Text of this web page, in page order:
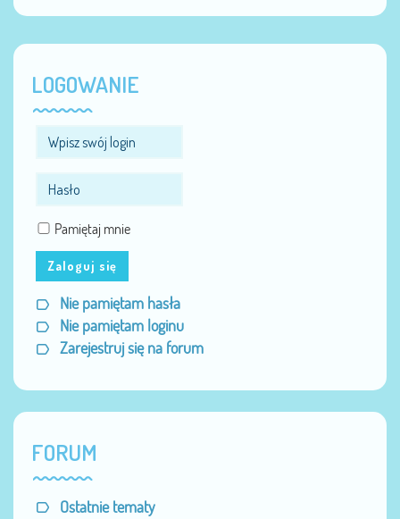
LOGOWANIE
Pamiętaj mnie
Zaloguj się
Nie pamiętam hasła
Nie pamiętam loginu
Zarejestruj się na forum
FORUM
Ostatnie tematy